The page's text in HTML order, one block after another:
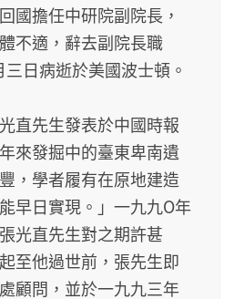
國擔任中研院副院長，
不適，辭去副院長職
日病逝於美國波士頓。
先生發表於中國時報
來發掘中的臺東卑南遺
，學者履有在原地建造
早日實現。」一九九Ο年
光直先生對之期許甚
至他過世前，張先生即
顧問，並於一九九三年